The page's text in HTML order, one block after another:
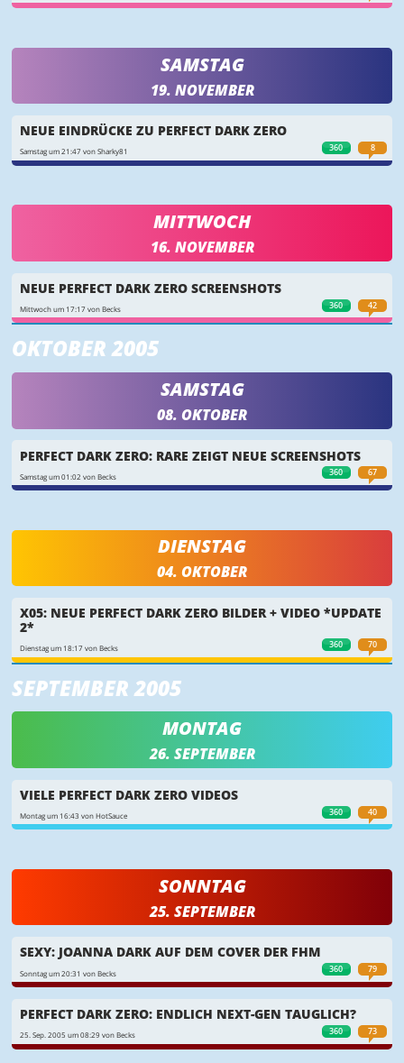
SAMSTAG
19. NOVEMBER
360 8
NEUE EINDRÜCKE ZU PERFECT DARK ZERO
Samstag um 21:47 von Sharky81
MITTWOCH
16. NOVEMBER
360 42
NEUE PERFECT DARK ZERO SCREENSHOTS
Mittwoch um 17:17 von Becks
OKTOBER 2005
SAMSTAG
08. OKTOBER
360 67
PERFECT DARK ZERO: RARE ZEIGT NEUE SCREENSHOTS
Samstag um 01:02 von Becks
DIENSTAG
04. OKTOBER
360 70
X05: NEUE PERFECT DARK ZERO BILDER + VIDEO *UPDATE
2*
Dienstag um 18:17 von Becks
SEPTEMBER 2005
MONTAG
26. SEPTEMBER
360 40
VIELE PERFECT DARK ZERO VIDEOS
Montag um 16:43 von HotSauce
SONNTAG
25. SEPTEMBER
360 79
SEXY: JOANNA DARK AUF DEM COVER DER FHM
Sonntag um 20:31 von Becks
360 73
PERFECT DARK ZERO: ENDLICH NEXT-GEN TAUGLICH?
25. Sep. 2005 um 08:29 von Becks